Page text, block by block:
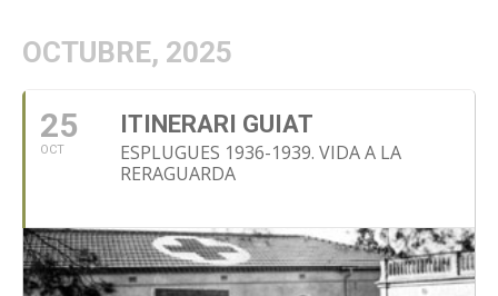
OCTUBRE, 2025
25
OCT
ITINERARI GUIAT
ESPLUGUES 1936-1939. VIDA A LA
RERAGUARDA